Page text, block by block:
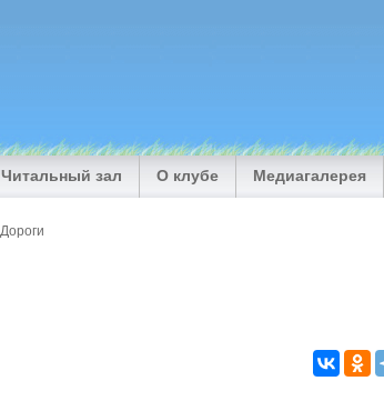
Читальный зал О клубе Медиагалерея
Дороги